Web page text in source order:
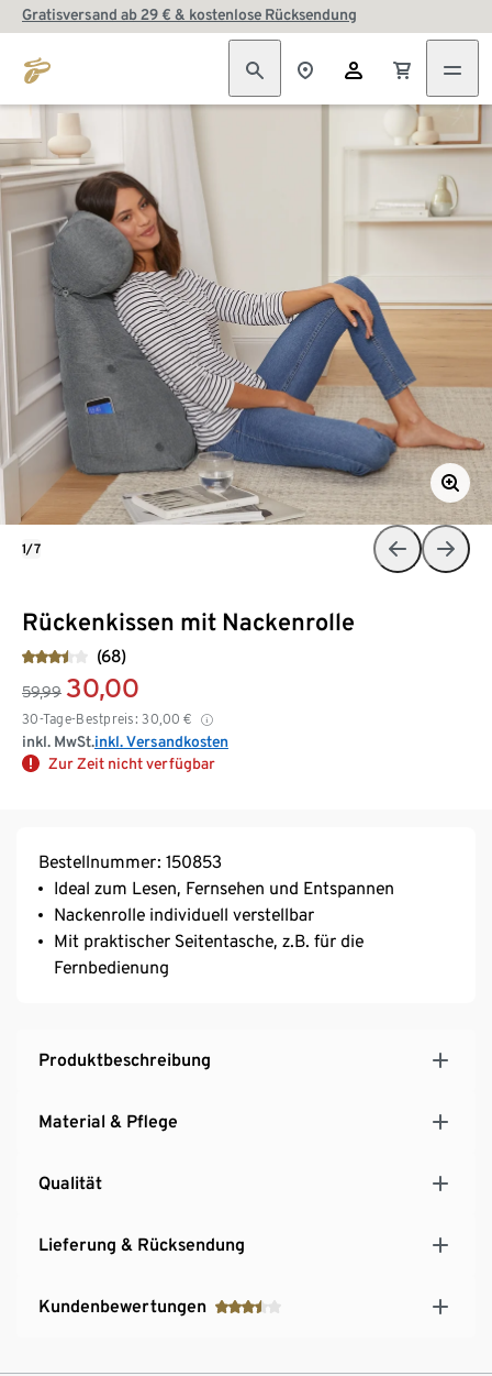
Gratisversand ab 29 € & kostenlose Rücksendung
Rückenkissen mit Nackenrolle
(68)
59,99 30,00
30-Tage-Bestpreis: 30,00 €
inkl. MwSt.inkl. Versandkosten
Zur Zeit nicht verfügbar
1/7
Bestellnummer: 150853
Ideal zum Lesen, Fernsehen und Entspannen
Nackenrolle individuell verstellbar
Mit praktischer Seitentasche, z.B. für die
Fernbedienung
Produktbeschreibung
Material & Pflege
Qualität
Lieferung & Rücksendung
Kundenbewertungen